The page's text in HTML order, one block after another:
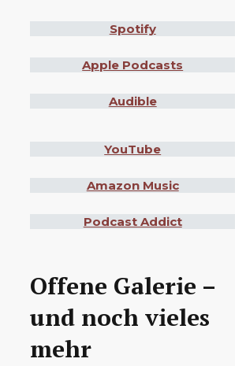
Spotify
Apple Podcasts
Audible
YouTube
Amazon Music
Podcast Addict
Offene Galerie –
und noch vieles
mehr